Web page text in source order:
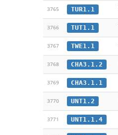
3765 TUR1.1
3766 TUT1.1
3767 TWE1.1
3768 CHA3.1.2
3769 CHA3.1.1
3770 UNT1.2
3771 UNT1.1.4